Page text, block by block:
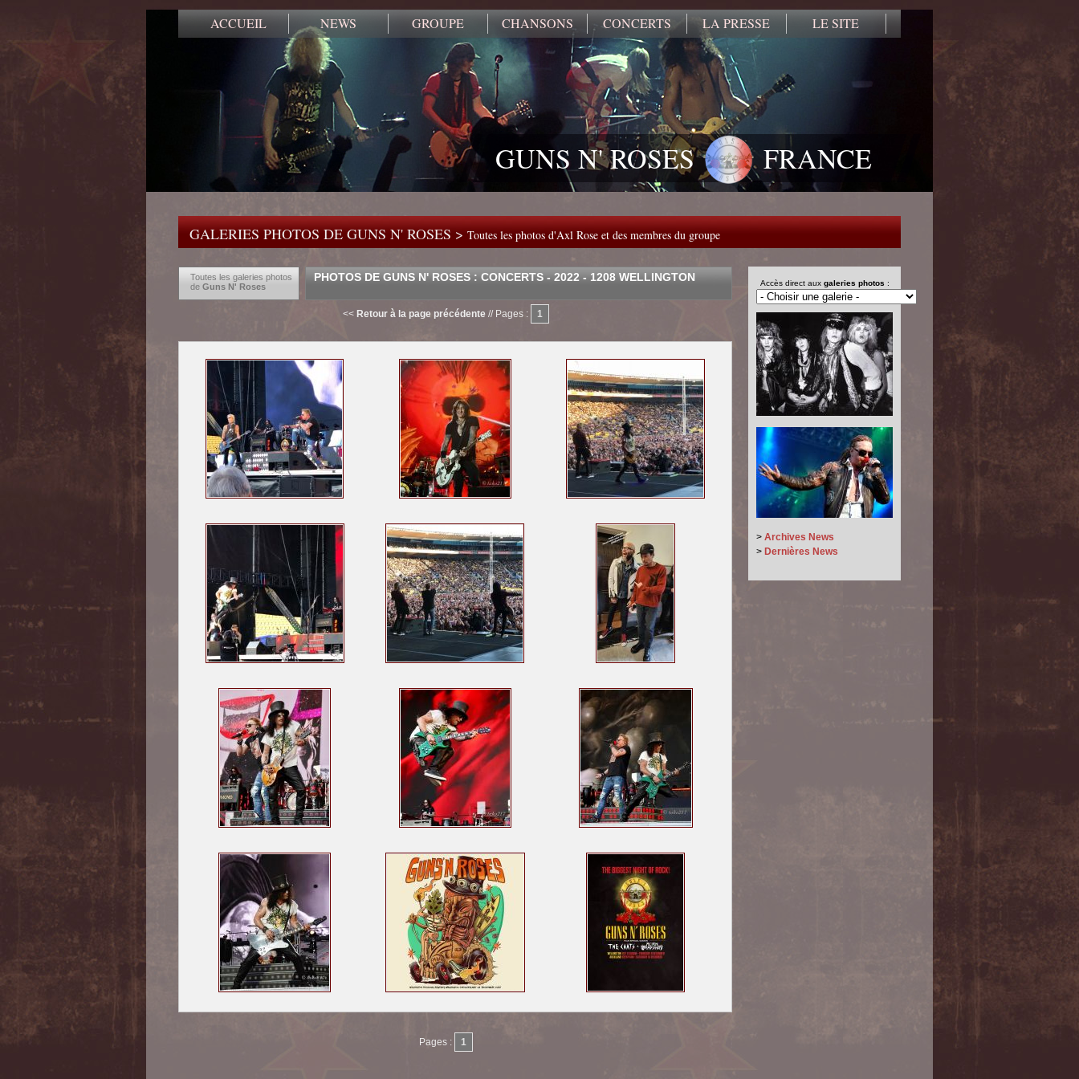
ACCUEIL NEWS GROUPE CHANSONS CONCERTS LA PRESSE LE SITE
GUNS N' ROSES FRANCE
GALERIES PHOTOS DE GUNS N' ROSES > Toutes les photos d'Axl Rose et des membres du groupe
Toutes les galeries photos
de Guns N' Roses
PHOTOS DE GUNS N' ROSES : CONCERTS - 2022 - 1208 WELLINGTON
<< Retour à la page précédente // Pages : 1
Pages : 1
Accès direct aux galeries photos :
> Archives News
> Dernières News